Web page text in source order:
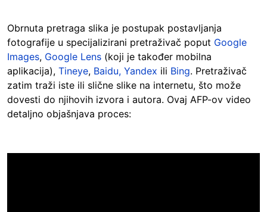
Obrnuta pretraga slika je postupak postavljanja
fotografije u specijalizirani pretraživač poput Google
Images, Google Lens (koji je također mobilna
aplikacija), Tineye, Baidu, Yandex ili Bing. Pretraživač
zatim traži iste ili slične slike na internetu, što može
dovesti do njihovih izvora i autora. Ovaj AFP-ov video
detaljno objašnjava proces: